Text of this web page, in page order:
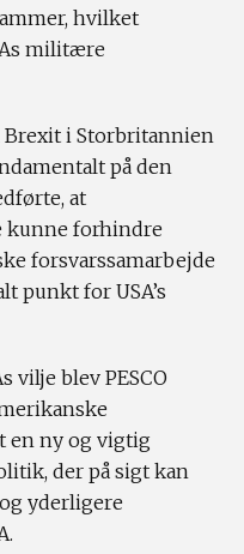
hvilket
militære
i Storbritannien
på den
at
forhindre
forsvarssamarbejde
punkt for USA’s
vilje blev PESCO
en ny og vigtig
der på sigt kan
yderligere